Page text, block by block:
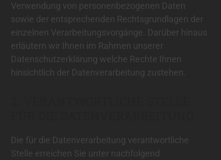
Verwendung von personenbezogenen Daten
sowie der entsprechenden Rechtsgrundlagen der
einzelnen Verarbeitungsvorgänge. Darüber hinaus
erläutern wir Ihnen im Rahmen unserer
Datenschutzerklärung welche Rechte Ihnen
hinsichtlich der Datenverarbeitung zustehen.
Die für die Datenverarbeitung verantwortliche
Stelle erreichen Sie unter nachfolgend